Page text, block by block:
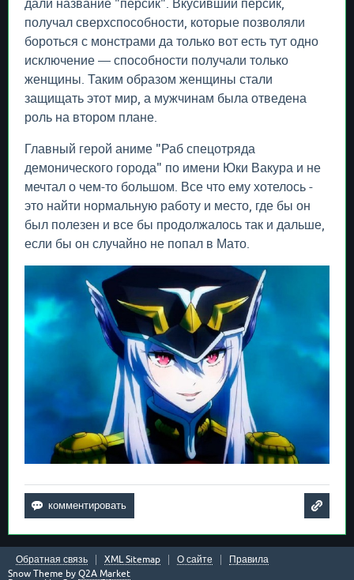
дали название "персик". Вкусивший персик,
получал сверхспособности, которые позволяли
бороться с монстрами да только вот есть тут одно
исключение — способности получали только
женщины. Таким образом женщины стали
защищать этот мир, а мужчинам была отведена
роль на втором плане.
Главный герой аниме "Раб спецотряда
демонического города" по имени Юки Вакура и не
мечтал о чем-то большом. Все что ему хотелось -
это найти нормальную работу и место, где бы он
был полезен и все бы продолжалось так и дальше,
если бы он случайно не попал в Мато.
Обратная связь XML Sitemap О сайте
Правила
Snow Theme by Q2A Market